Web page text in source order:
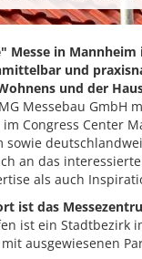
Messe in
und
und der
Messebau GmbH
Congress Center
sowie
an das
als auch
ist das
ist ein Stadtbezirk
ausgewiesenen